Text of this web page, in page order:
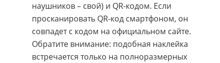
наушников – свой) и QR-кодом. Если
просканировать QR-код смартфоном, он
совпадет с кодом на официальном сайте.
Обратите внимание: подобная наклейка
встречается только на полноразмерных